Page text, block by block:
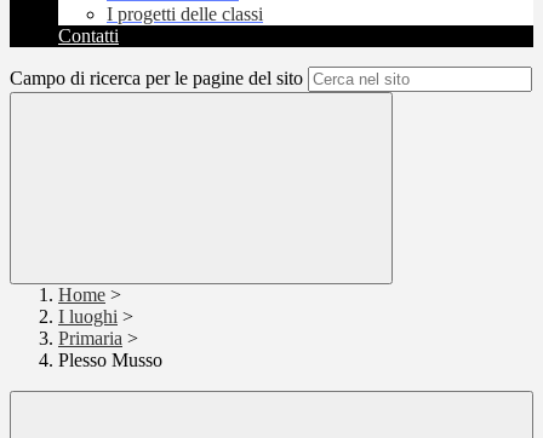
I progetti delle classi
Contatti
Campo di ricerca per le pagine del sito
Home >
I luoghi >
Primaria >
Plesso Musso